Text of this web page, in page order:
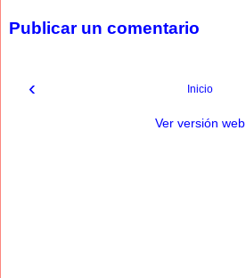
Publicar un comentario
‹ Inicio
Ver versión web